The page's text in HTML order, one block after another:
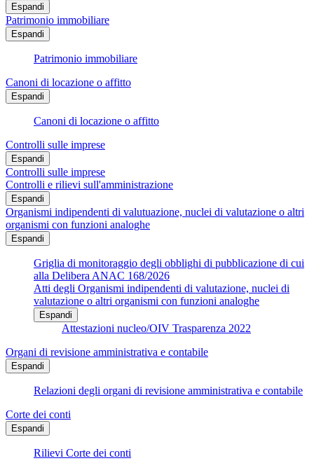
Espandi
Patrimonio immobiliare
Espandi
Patrimonio immobiliare
Canoni di locazione o affitto
Espandi
Canoni di locazione o affitto
Controlli sulle imprese
Espandi
Controlli sulle imprese
Controlli e rilievi sull'amministrazione
Espandi
Organismi indipendenti di valutuazione, nuclei di valutazione o altri
organismi con funzioni analoghe
Espandi
Griglia di monitoraggio degli obblighi di pubblicazione di cui
alla Delibera ANAC 168/2026
Atti degli Organismi indipendenti di valutazione, nuclei di
valutazione o altri organismi con funzioni analoghe
Espandi
Attestazioni nucleo/OIV Trasparenza 2022
Organi di revisione amministrativa e contabile
Espandi
Relazioni degli organi di revisione amministrativa e contabile
Corte dei conti
Espandi
Rilievi Corte dei conti